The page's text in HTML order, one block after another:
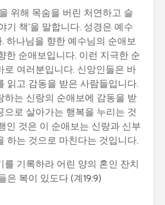
위해 목숨을 버린 처연하고 슬
기 책’을 말합니다. 성경은 예수
하나님을 향한 예수님의 순애보
한 순애보입니다. 이런 지극한 순
로 여러분입니다. 신앙인들은 바
읽고 감동을 받은 사람들입니다.
하는 신랑의 순애보에 감동을 받
으로 살아가는 행복을 누리는 것
인 것은 이 순애보는 신랑과 신부
하는 것으로 마친다는 것입니다.
를 기록하라 어린 양의 혼인 잔치
은 복이 있도다 (계19:9)